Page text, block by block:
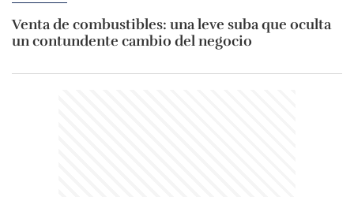
Venta de combustibles: una leve suba que oculta
un contundente cambio del negocio